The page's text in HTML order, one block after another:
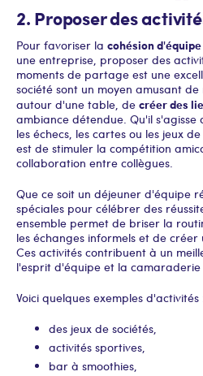
2. Proposer des
Pour favoriser la cohésion
une entreprise, proposer des
moments de partage est une
société sont un moyen amusant
autour d'une table, de créer des
ambiance détendue. Qu'il s'agisse
les échecs, les cartes ou les jeux
est de stimuler la compétition
collaboration entre collègues.
Que ce soit un déjeuner d'équipe
spéciales pour célébrer des
ensemble permet de briser la
les échanges informels et de
Ces activités contribuent à un
l'esprit d'équipe et la camaraderie
Voici quelques exemples d'activités
des jeux de sociétés,
activités sportives,
bar à smoothies,